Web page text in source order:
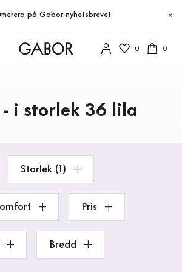
på Gabor-nyhetsbrevet ×
0 0
- i storlek 36 lila
Storlek (1)
Pris
Bredd